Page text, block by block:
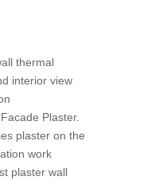
thermal
interior view
Plaster.
plaster on the
work
plaster wall